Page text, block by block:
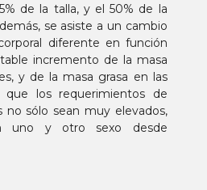
de la talla, y el 50% de la
se asiste a un cambio
diferente en función
incremento de la masa
y de la masa grasa en las
que los requerimientos de
sólo sean muy elevados,
uno y otro sexo desde